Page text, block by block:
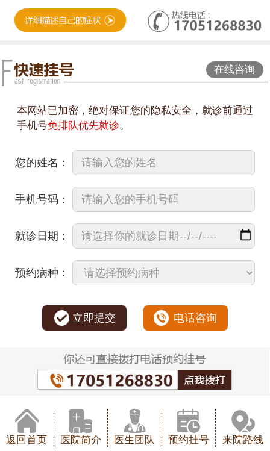
在线咨询
本网站已加密，绝对保证您的隐私安全，就诊前通过
手机号免排队优先就诊。
您的姓名：
手机号码：
就诊日期：
预约病种：
立即提交 电话咨询
返回首页 医院简介 医生团队 预约挂号 来院路线